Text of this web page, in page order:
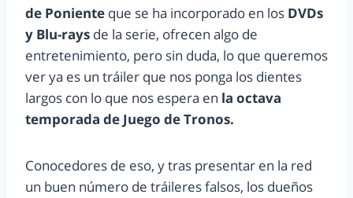
de Poniente que se ha incorporado en los DVDs
y Blu-rays de la serie, ofrecen algo de
entretenimiento, pero sin duda, lo que queremos
ver ya es un tráiler que nos ponga los dientes
largos con lo que nos espera en la octava
temporada de Juego de Tronos.
Conocedores de eso, y tras presentar en la red
un buen número de tráileres falsos, los dueños